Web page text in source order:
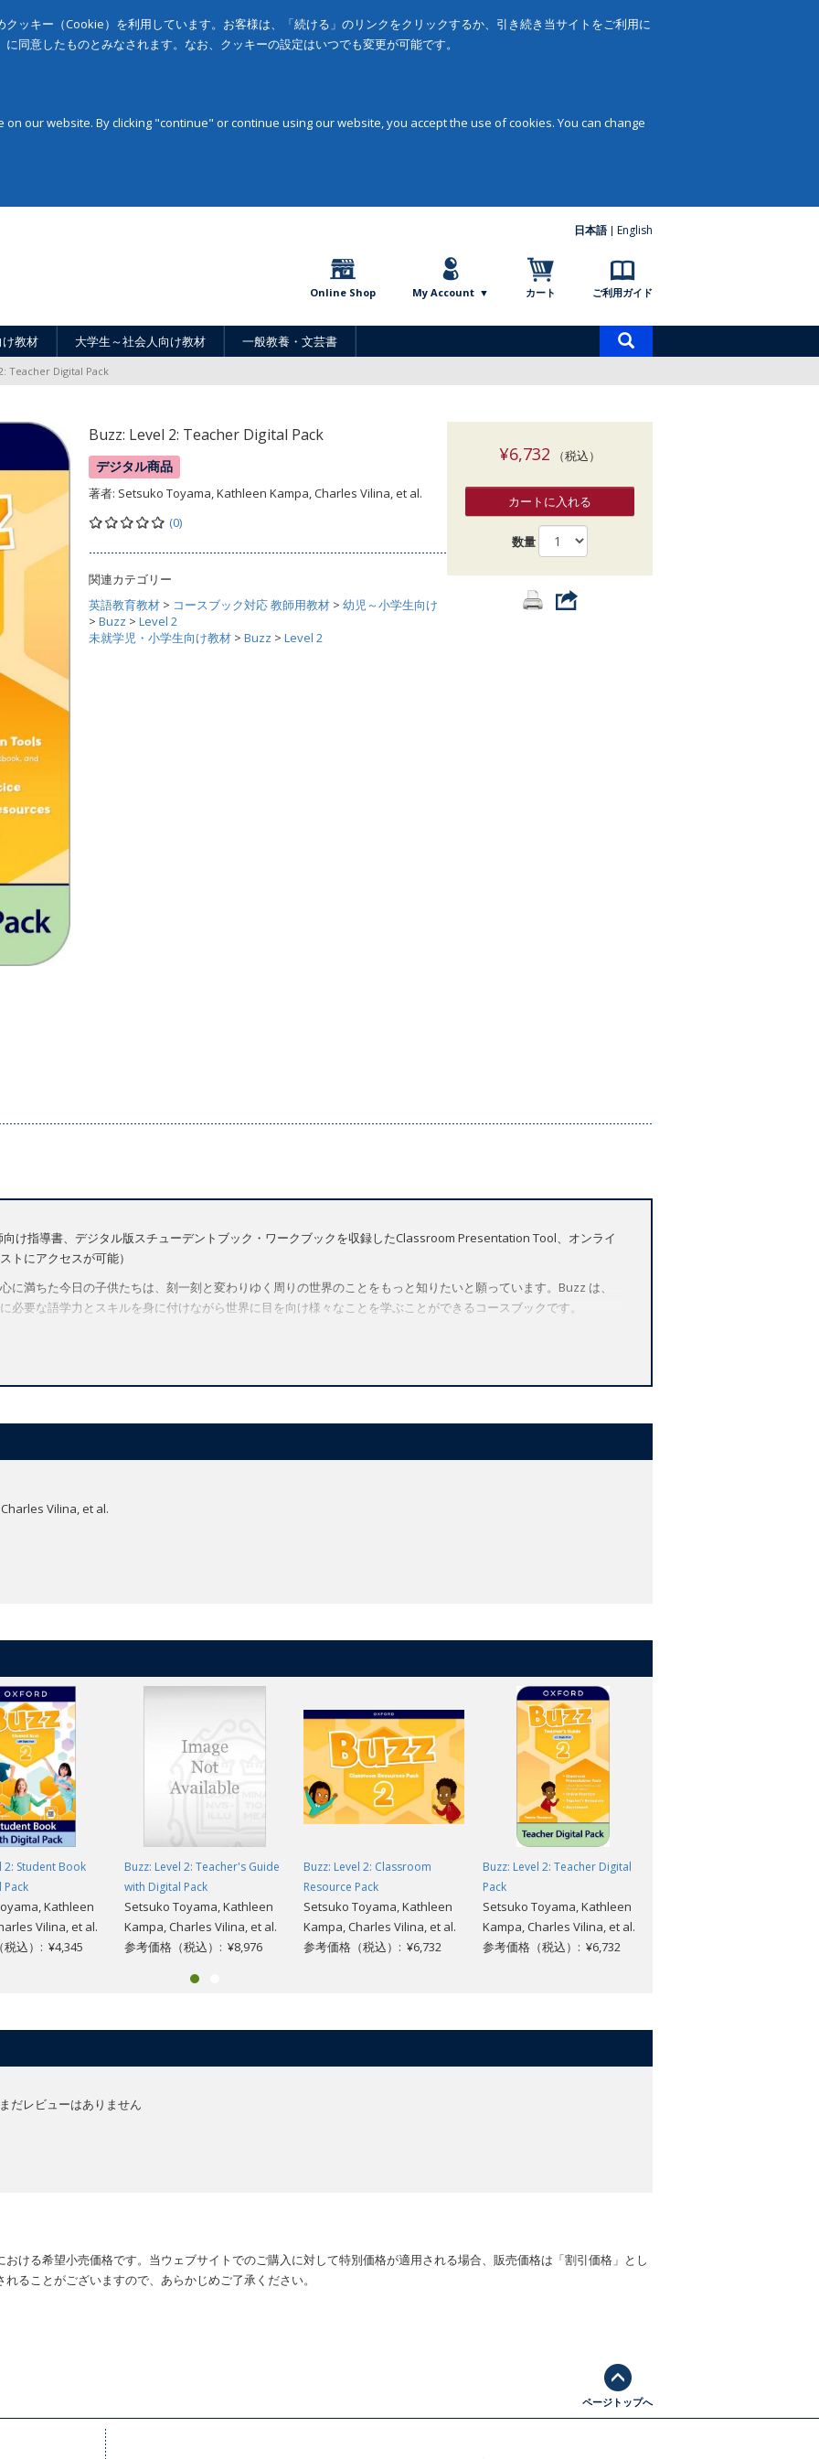
ッキー（Cookie）を利用しています。お客様は、「続ける」のリンクをクリックするか、引き続き当サイトをご利用に
同意したものとみなされます。なお、クッキーの設定はいつでも変更が可能です。
our website. By clicking "continue" or continue using our website, you accept the use of cookies. You can change
日本語 English
Online Shop My Account カート ご利用ガイド
教材 大学生～社会人向け教材 一般教養・文芸書
索
Teacher Digital Pack
Buzz: Level 2: Teacher Digital Pack
デジタル商品
著者: Setsuko Toyama, Kathleen Kampa, Charles Vilina, et al.
(0)
関連カテゴリー
英語教育教材 > コースブック対応 教師用教材 > 幼児～小学生向け
> Buzz > Level 2
未就学児・小学生向け教材 > Buzz > Level 2
¥6,732 （税込）
カートに入れる
数量
け指導書、デジタル版スチューデントブック・ワークブックを収録したClassroom Presentation Tool、オンライ
トにアクセスが可能）
に満ちた今日の子供たちは、刻一刻と変わりゆく周りの世界のことをもっと知りたいと願っています。Buzz は、
必要な語学力とスキルを身に付けながら世界に目を向け様々なことを学ぶことができるコースブックです。
るよう、各ユニットにはアニメ形式のお話が掲載されています。お話を通して生活に必要な決まり事や価値観など
Vilina, et al.
2: Student Book
Pack
Kathleen
Vilina, et al.
税込）: ¥4,345
Buzz: Level 2: Teacher's Guide
with Digital Pack
Setsuko Toyama, Kathleen
Kampa, Charles Vilina, et al.
参考価格（税込）: ¥8,976
Buzz: Level 2: Classroom
Resource Pack
Setsuko Toyama, Kathleen
Kampa, Charles Vilina, et al.
参考価格（税込）: ¥6,732
Buzz: Level 2: Teacher Digital
Pack
Setsuko Toyama, Kathleen
Kampa, Charles Vilina, et al.
参考価格（税込）: ¥6,732
まだレビューはありません
ける希望小売価格です。当ウェブサイトでのご購入に対して特別価格が適用される場合、販売価格は「割引価格」とし
ることがございますので、あらかじめご了承ください。
ページトップへ